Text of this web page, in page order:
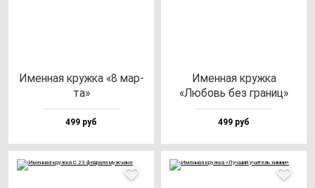
Имен­ная круж­ка «8 мар­
та»
499 руб
Имен­ная круж­ка
«Любовь без гра­ниц»
499 руб